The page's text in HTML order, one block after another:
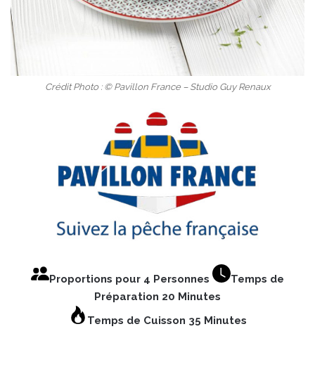
Crédit Photo : © Pavillon France – Studio Guy Renaux
Proportions pour 4 Personnes
Temps de
Préparation 20 Minutes
Temps de Cuisson 35 Minutes